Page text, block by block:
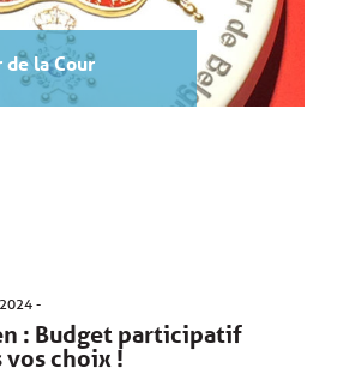
de la Cour
: Budget participatif
vos choix !